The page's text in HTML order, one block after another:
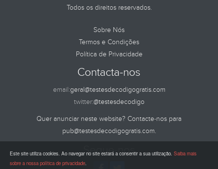
Todos os direitos reservados.
Sobre Nós
Termos e Condições
Política de Privacidade
Contacta-nos
email:geral@testesdecodigogratis.com
twitter:@testesdecodigo
Quer anunciar neste website? Contacte-nos para
pub@testesdecodigogratis.com.
Segue-nos
Este site utiliza cookies. Ao navegar no site estará a consentir a sua utilização. Saiba mais
sobre a nossa política de privacidade.